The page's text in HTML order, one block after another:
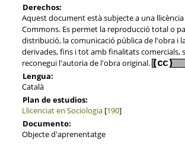
Derechos:
Aquest document està subjecte a una
Commons. Es permet la reproducció total o
distribució, la comunicació pública de l'obra i
derivades, fins i tot amb finalitats comercials,
reconegui l'autoria de l'obra original.
Lengua:
Català
Plan de estudios:
Llicenciat en Sociologia[190]
Documento:
Objecte d'aprenentatge